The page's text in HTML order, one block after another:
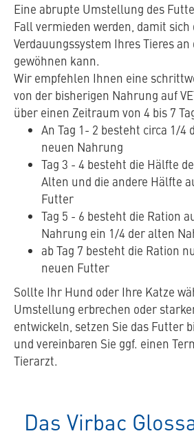
Eine abrupte Umstellung des
Fall vermieden werden, damit sich
Verdauungssystem Ihres Tieres
gewöhnen kann.
Wir empfehlen Ihnen eine
von der bisherigen Nahrung auf
über einen Zeitraum von 4 bis 7
An Tag 1- 2 besteht circa 1/4
neuen Nahrung
Tag 3 - 4 besteht die Hälfte
Alten und die andere Hälfte
Futter
Tag 5 - 6 besteht die Ration
Nahrung ein 1/4 der alten
ab Tag 7 besteht die Ration
neuen Futter
Sollte Ihr Hund oder Ihre Katze
Umstellung erbrechen oder
entwickeln, setzen Sie das Futter
und vereinbaren Sie ggf. einen
Tierarzt.
Das Virbac